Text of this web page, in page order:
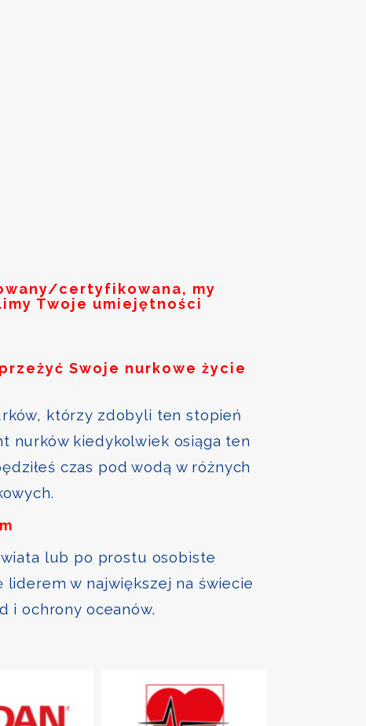
certyfikowana, my
Twoje umiejętności
Swoje nurkowe życie
którzy zdobyli ten stopień
nurków kiedykolwiek osiąga ten
czas pod wodą w różnych
lub po prostu osobiste
w największej na świecie
i ochrony oceanów.